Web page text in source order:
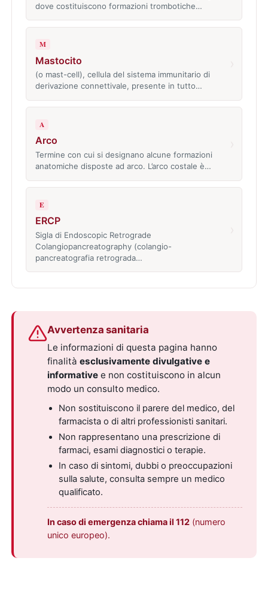
dove costituiscono formazioni trombotiche…
M
Mastocito
(o mast-cell), cellula del sistema immunitario di
derivazione connettivale, presente in tutto…
A
Arco
Termine con cui si designano alcune formazioni
anatomiche disposte ad arco. L’arco costale è…
E
ERCP
Sigla di Endoscopic Retrograde
Colangiopancreatography (colangio-
pancreatografia retrograda…
Avvertenza sanitaria
Le informazioni di questa pagina hanno
finalitàesclusivamente divulgative e
informative e non costituiscono in alcun
modo un consulto medico.
Non sostituiscono il parere del medico, del
farmacista o di altri professionisti sanitari.
Non rappresentano una prescrizione di
farmaci, esami diagnostici o terapie.
In caso di sintomi, dubbi o preoccupazioni
sulla salute, consulta sempre un medico
qualificato.
In caso di emergenza chiama il 112 (numero
unico europeo).